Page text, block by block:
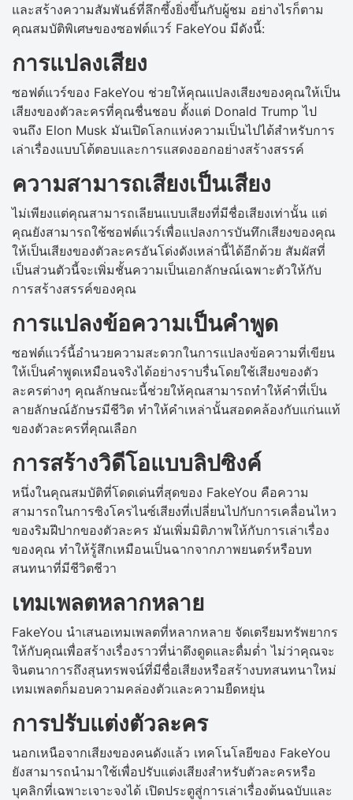
และสร้างความสัมพันธ์ที่ลึกซึ้งยิ่งขึ้นกับผู้ชม อย่างไรก็ตาม
คุณสมบัติพิเศษของซอฟต์แวร์ FakeYou มีดังนี้:
การแปลงเสียง
ซอฟต์แวร์ของ FakeYou ช่วยให้คุณแปลงเสียงของคุณให้เป็น
เสียงของตัวละครที่คุณชื่นชอบ ตั้งแต่ Donald Trump ไป
จนถึง Elon Musk มันเปิดโลกแห่งความเป็นไปได้สำหรับการ
เล่าเรื่องแบบโต้ตอบและการแสดงออกอย่างสร้างสรรค์
ความสามารถเสียงเป็นเสียง
ไม่เพียงแต่คุณสามารถเลียนแบบเสียงที่มีชื่อเสียงเท่านั้น แต่
คุณยังสามารถใช้ซอฟต์แวร์เพื่อแปลงการบันทึกเสียงของคุณ
ให้เป็นเสียงของตัวละครอันโด่งดังเหล่านี้ได้อีกด้วย สัมผัสที่
เป็นส่วนตัวนี้จะเพิ่มชั้นความเป็นเอกลักษณ์เฉพาะตัวให้กับ
การสร้างสรรค์ของคุณ
การแปลงข้อความเป็นคำพูด
ซอฟต์แวร์นี้อำนวยความสะดวกในการแปลงข้อความที่เขียน
ให้เป็นคำพูดเหมือนจริงได้อย่างราบรื่นโดยใช้เสียงของตัว
ละครต่างๆ คุณลักษณะนี้ช่วยให้คุณสามารถทำให้คำที่เป็น
ลายลักษณ์อักษรมีชีวิต ทำให้คำเหล่านั้นสอดคล้องกับแก่นแท้
ของตัวละครที่คุณเลือก
การสร้างวิดีโอแบบลิปซิงค์
หนึ่งในคุณสมบัติที่โดดเด่นที่สุดของ FakeYou คือความ
สามารถในการซิงโครไนซ์เสียงที่เปลี่ยนไปกับการเคลื่อนไหว
ของริมฝีปากของตัวละคร มันเพิ่มมิติภาพให้กับการเล่าเรื่อง
ของคุณ ทำให้รู้สึกเหมือนเป็นฉากจากภาพยนตร์หรือบท
สนทนาที่มีชีวิตชีวา
เทมเพลตหลากหลาย
FakeYou นำเสนอเทมเพลตที่หลากหลาย จัดเตรียมทรัพยากร
ให้กับคุณเพื่อสร้างเรื่องราวที่น่าดึงดูดและดื่มด่ำ ไม่ว่าคุณจะ
จินตนาการถึงสุนทรพจน์ที่มีชื่อเสียงหรือสร้างบทสนทนาใหม่
เทมเพลตก็มอบความคล่องตัวและความยืดหยุ่น
การปรับแต่งตัวละคร
นอกเหนือจากเสียงของคนดังแล้ว เทคโนโลยีของ FakeYou
ยังสามารถนำมาใช้เพื่อปรับแต่งเสียงสำหรับตัวละครหรือ
บุคลิกที่เฉพาะเจาะจงได้ เปิดประตูสู่การเล่าเรื่องต้นฉบับและ